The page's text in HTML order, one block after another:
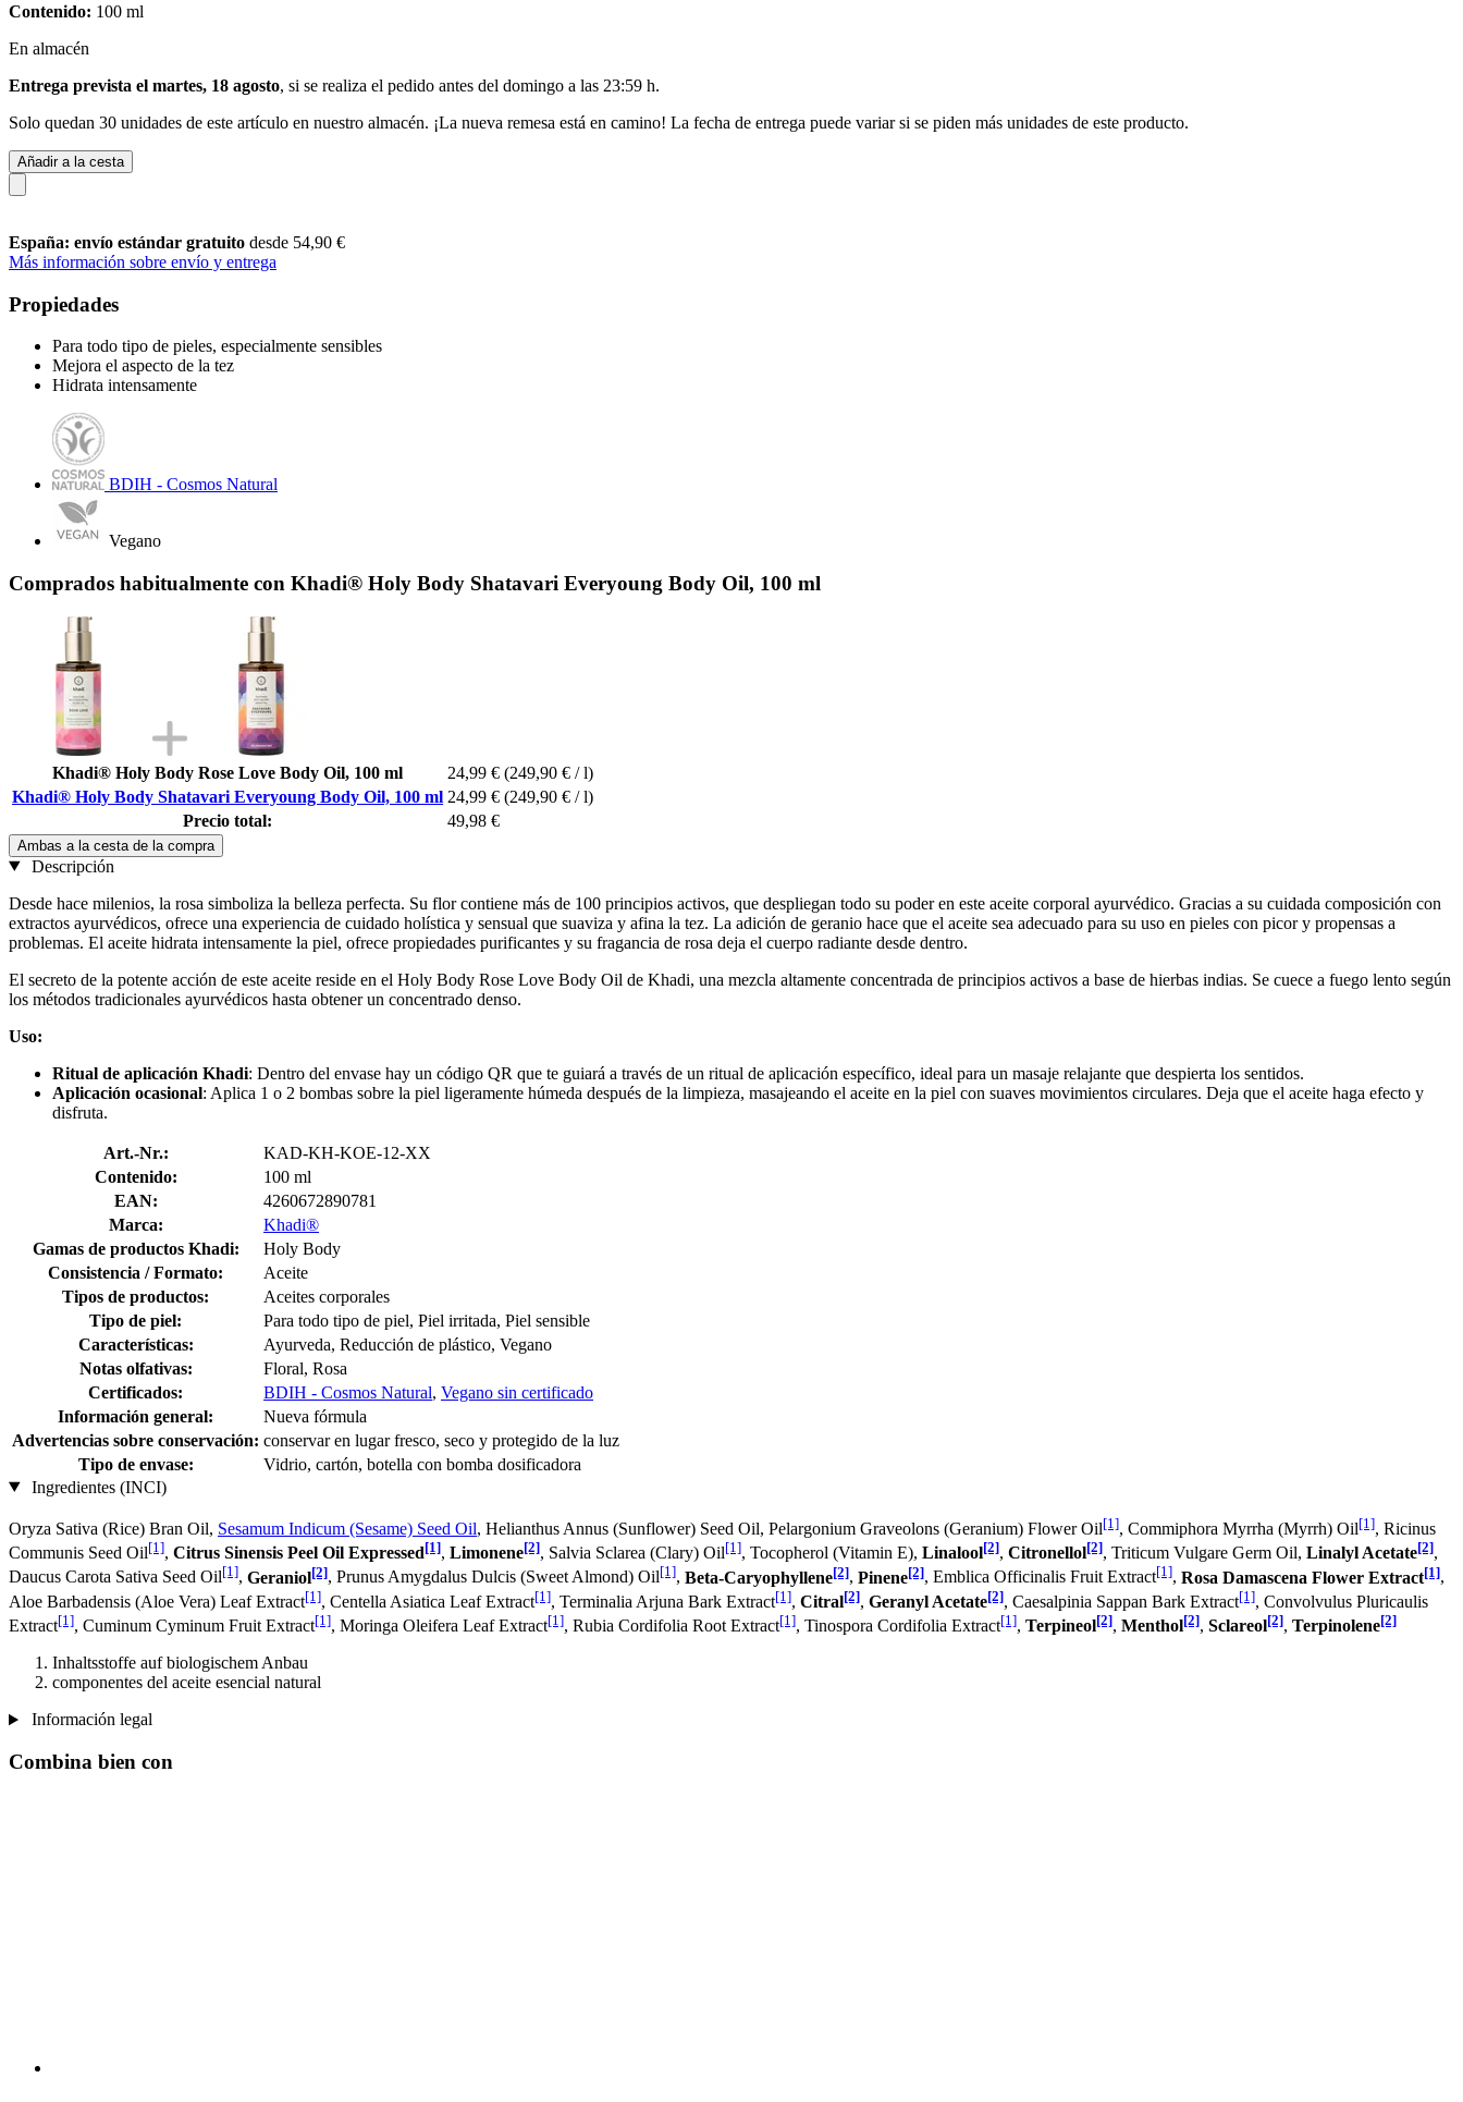
Contenido: 100 ml
En almacén
Entrega prevista el martes, 18 agosto, si se realiza el pedido antes del domingo a las 23:59 h.
Solo quedan 30 unidades de este artículo en nuestro almacén. ¡La nueva remesa está en camino! La fecha de entrega puede variar si se piden más unidades de este producto.
Añadir a la cesta
España: envío estándar gratuito desde 54,90 €
Más información sobre envío y entrega
Propiedades
Para todo tipo de pieles, especialmente sensibles
Mejora el aspecto de la tez
Hidrata intensamente
BDIH - Cosmos Natural
Vegano
Comprados habitualmente con Khadi® Holy Body Shatavari Everyoung Body Oil, 100 ml
Khadi® Holy Body Rose Love Body Oil, 100 ml 24,99 € (249,90 € / l)
Khadi® Holy Body Shatavari Everyoung Body Oil, 100 ml 24,99 € (249,90 € / l)
Precio total:
49,98 €
Ambas a la cesta de la compra
Descripción
Desde hace milenios, la rosa simboliza la belleza perfecta. Su flor contiene más de 100 principios activos, que despliegan todo su poder en este aceite corporal ayurvédico. Gracias a su cuidada composición con
extractos ayurvédicos, ofrece una experiencia de cuidado holística y sensual que suaviza y afina la tez. La adición de geranio hace que el aceite sea adecuado para su uso en pieles con picor y propensas a
problemas. El aceite hidrata intensamente la piel, ofrece propiedades purificantes y su fragancia de rosa deja el cuerpo radiante desde dentro.
El secreto de la potente acción de este aceite reside en el Holy Body Rose Love Body Oil de Khadi, una mezcla altamente concentrada de principios activos a base de hierbas indias. Se cuece a fuego lento según
los métodos tradicionales ayurvédicos hasta obtener un concentrado denso.
Uso:
Ritual de aplicación Khadi: Dentro del envase hay un código QR que te guiará a través de un ritual de aplicación específico, ideal para un masaje relajante que despierta los sentidos.
Aplicación ocasional: Aplica 1 o 2 bombas sobre la piel ligeramente húmeda después de la limpieza, masajeando el aceite en la piel con suaves movimientos circulares. Deja que el aceite haga efecto y
disfruta.
Art.-Nr.:
KAD-KH-KOE-12-XX
Contenido:
100 ml
EAN:
4260672890781
Marca:
Khadi®
Gamas de productos Khadi:
Holy Body
Consistencia / Formato:
Aceite
Tipos de productos:
Aceites corporales
Tipo de piel:
Para todo tipo de piel, Piel irritada, Piel sensible
Características:
Ayurveda, Reducción de plástico, Vegano
Notas olfativas:
Floral, Rosa
Certificados:
BDIH - Cosmos Natural, Vegano sin certificado
Información general:
Nueva fórmula
Advertencias sobre conservación: conservar en lugar fresco, seco y protegido de la luz
Tipo de envase:
Vidrio, cartón, botella con bomba dosificadora
Ingredientes (INCI)
Oryza Sativa (Rice) Bran Oil, Sesamum Indicum (Sesame) Seed Oil, Helianthus Annus (Sunflower) Seed Oil, Pelargonium Graveolons (Geranium) Flower Oil[1], Commiphora Myrrha (Myrrh) Oil[1], Ricinus
Communis Seed Oil[1], Citrus Sinensis Peel Oil Expressed[1], Limonene[2], Salvia Sclarea (Clary) Oil[1], Tocopherol (Vitamin E), Linalool[2], Citronellol[2], Triticum Vulgare Germ Oil, Linalyl Acetate[2],
Daucus Carota Sativa Seed Oil[1], Geraniol[2], Prunus Amygdalus Dulcis (Sweet Almond) Oil[1], Beta-Caryophyllene[2], Pinene[2], Emblica Officinalis Fruit Extract[1], Rosa Damascena Flower Extract[1],
Aloe Barbadensis (Aloe Vera) Leaf Extract[1], Centella Asiatica Leaf Extract[1], Terminalia Arjuna Bark Extract[1], Citral[2], Geranyl Acetate[2], Caesalpinia Sappan Bark Extract[1], Convolvulus Pluricaulis
Extract[1], Cuminum Cyminum Fruit Extract[1], Moringa Oleifera Leaf Extract[1], Rubia Cordifolia Root Extract[1], Tinospora Cordifolia Extract[1], Terpineol[2], Menthol[2], Sclareol[2], Terpinolene[2]
Inhaltsstoffe auf biologischem Anbau
componentes del aceite esencial natural
Información legal
Combina bien con